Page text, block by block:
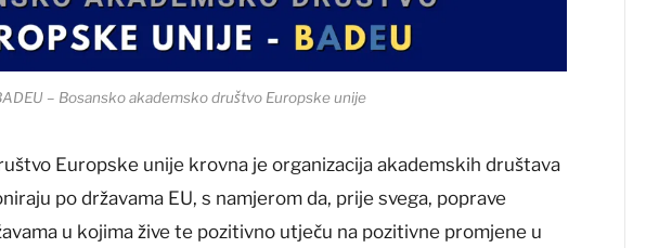
– Bosansko akademsko društvo Europske unije
Europske unije krovna je organizacija akademskih društava
po državama EU, s namjerom da, prije svega, poprave
u kojima žive te pozitivno utječu na pozitivne promjene u